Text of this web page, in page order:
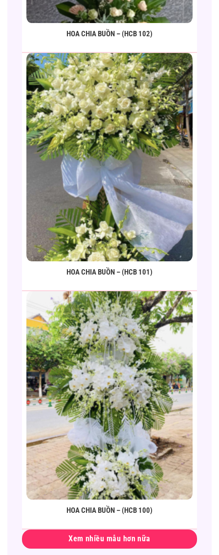
HOA CHIA BUỒN – (HCB 102)
HOA CHIA BUỒN – (HCB 101)
HOA CHIA BUỒN – (HCB 100)
Xem nhiều mẫu hơn nữa